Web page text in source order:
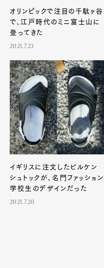
オリンピックで注目の千駄ヶ谷
で、江戸時代のミニ富士山に
登ってきた
2021.7.23
イギリスに注文したビルケン
シュトックが、名門ファッション
学校生のデザインだった
2021.7.20